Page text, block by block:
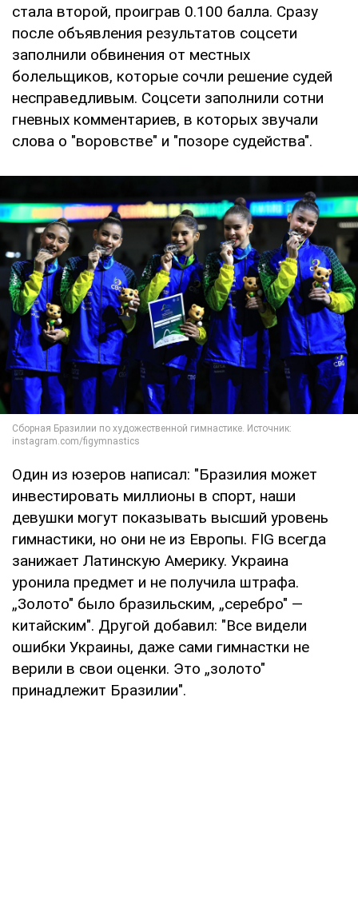
стала второй, проиграв 0.100 балла. Сразу
после объявления результатов соцсети
заполнили обвинения от местных
болельщиков, которые сочли решение судей
несправедливым. Соцсети заполнили сотни
гневных комментариев, в которых звучали
слова о "воровстве" и "позоре судейства".
Один из юзеров написал: "Бразилия может
инвестировать миллионы в спорт, наши
девушки могут показывать высший уровень
гимнастики, но они не из Европы. FIG всегда
занижает Латинскую Америку. Украина
уронила предмет и не получила штрафа.
„Золото" было бразильским, „серебро" —
китайским". Другой добавил: "Все видели
ошибки Украины, даже сами гимнастки не
верили в свои оценки. Это „золото"
принадлежит Бразилии".